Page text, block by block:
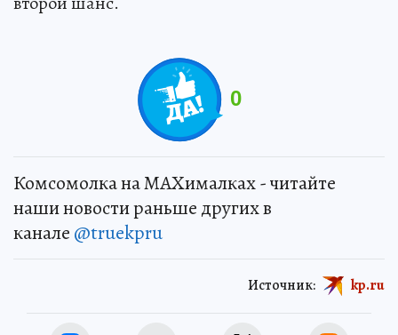
0
Комсомолка на MAXималках - читайте
наши новости раньше других в
канале @truekpru
Источник: kp.ru